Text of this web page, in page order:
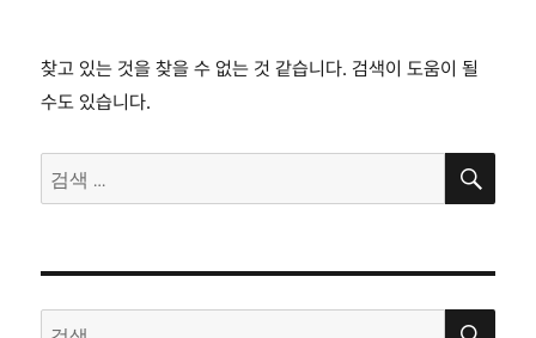
찾고 있는 것을 찾을 수 없는 것 같습니다. 검색이 도움이 될
수도 있습니다.
검
색:
검
검
검